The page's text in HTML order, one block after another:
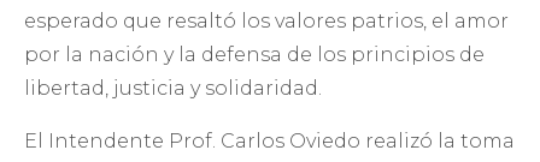
esperado que resaltó los valores patrios, el amor
por la nación y la defensa de los principios de
libertad, justicia y solidaridad.
El Intendente Prof. Carlos Oviedo realizó la toma